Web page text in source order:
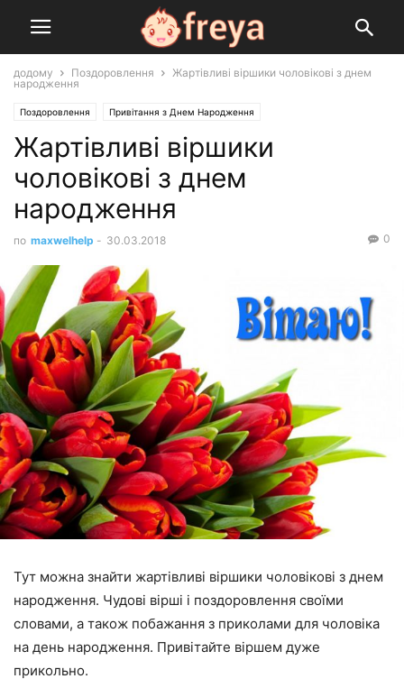
додому Поздоровлення
Жартівливі віршики чоловікові з днем
народження
Поздоровлення Привітання з Днем Народження
Жартівливі віршики
чоловікові з днем
народження
по maxwelhelp - 30.03.2018 0
Тут можна знайти жартівливі віршики чоловікові з днем
народження. Чудові вірші і поздоровлення своїми
словами, а також побажання з приколами для чоловіка
на день народження. Привітайте віршем дуже
прикольно.